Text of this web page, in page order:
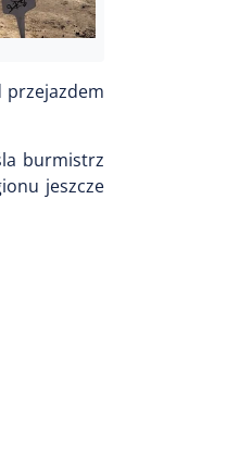
przejazdem
burmistrz
jeszcze